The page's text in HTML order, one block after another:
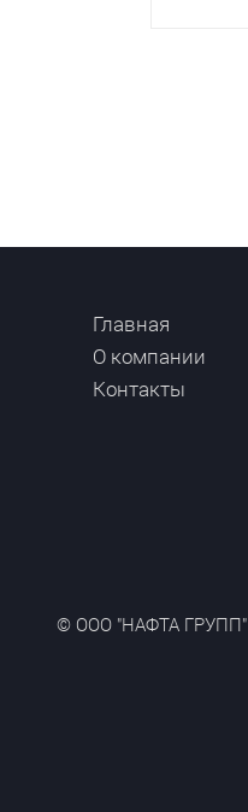
Главная
О компании
Контакты
© ООО "НАФТА ГРУПП"